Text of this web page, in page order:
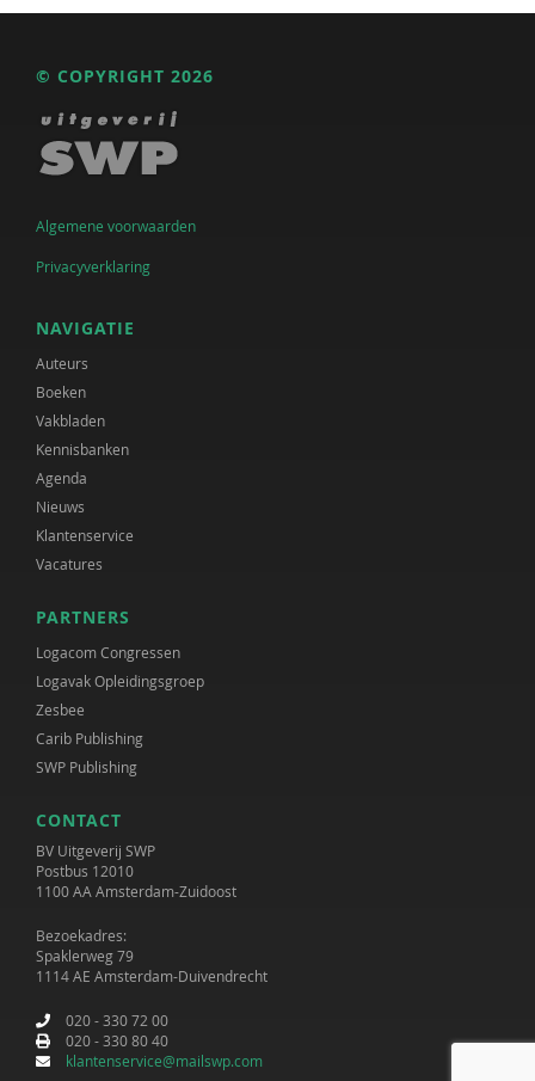
© COPYRIGHT 2026
Algemene voorwaarden
Privacyverklaring
NAVIGATIE
Auteurs
Boeken
Vakbladen
Kennisbanken
Agenda
Nieuws
Klantenservice
Vacatures
PARTNERS
Logacom Congressen
Logavak Opleidingsgroep
Zesbee
Carib Publishing
SWP Publishing
CONTACT
BV Uitgeverij SWP
Postbus 12010
1100 AA Amsterdam-Zuidoost
Bezoekadres:
Spaklerweg 79
1114 AE Amsterdam-Duivendrecht
020 - 330 72 00
020 - 330 80 40
klantenservice@mailswp.com